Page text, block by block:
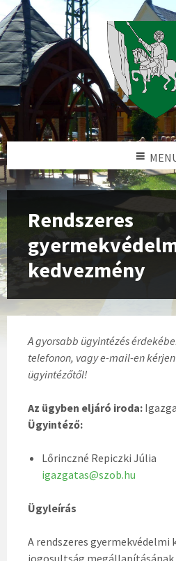
Rendszeres
kedvezmény
A gyorsabb ügyintézés
telefonon, vagy e-mail-en
ügyintézőtől!
Az ügyben eljáró iroda:
Ügyintéző:
Lőrinczné Repiczki
igazgatas@szob.hu
Ügyleírás
A rendszeres gyermekvédelmi
jogosultság megállapításának